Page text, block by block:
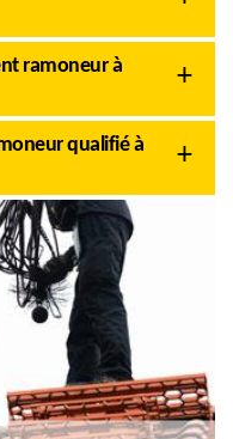
ramoneur à
qualifié à